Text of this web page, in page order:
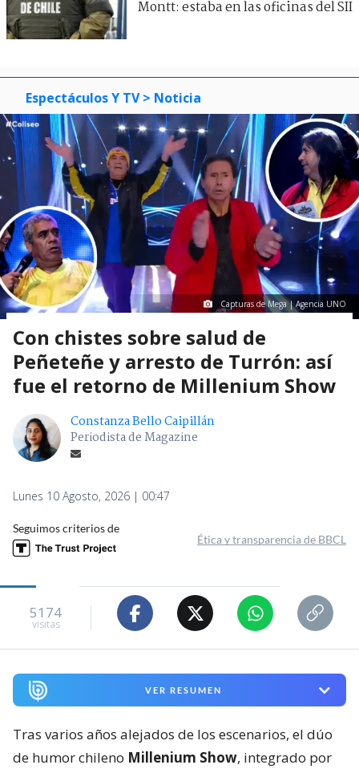
Montt: estaba en las oficinas del SII
Espectáculos Y TV > Noticia
Capturas de Mega | Agencia UNO
Con chistes sobre salud de
Peñeteñe y arresto de Turrón: así
fue el retorno de Millenium Show
Constanza Bello Caipillán
Periodista de Magazine
Lunes 10 Agosto, 2026 | 00:47
Seguimos criterios de
Ética y transparencia de BBCL
5174
visitas
VER RESUMEN
Tras varios años alejados de los escenarios, el dúo
de humor chileno Millenium Show, integrado por